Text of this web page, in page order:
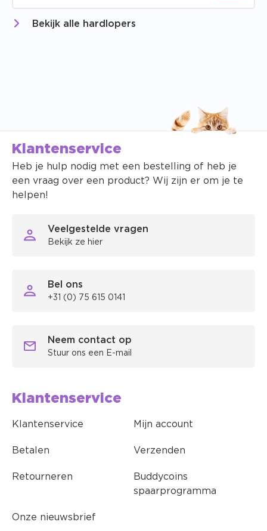
Bekijk alle hardlopers
Klantenservice
Heb je hulp nodig met een bestelling of heb je
een vraag over een product? Wij zijn er om je te
helpen!
Veelgestelde vragen
Bekijk ze hier
Bel ons
+31 (0) 75 615 0141
Neem contact op
Stuur ons een E-mail
Klantenservice
Klantenservice Mijn account
Betalen Verzenden
Retourneren
Buddycoins
spaarprogramma
Onze nieuwsbrief